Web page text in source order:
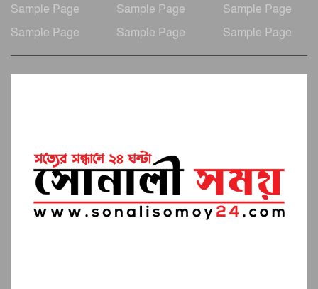
Sample Page Sample Page
Sample Page
Sample Page
Sample Page Sample Page